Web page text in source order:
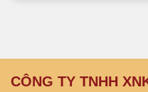
CÔNG TY TNHH